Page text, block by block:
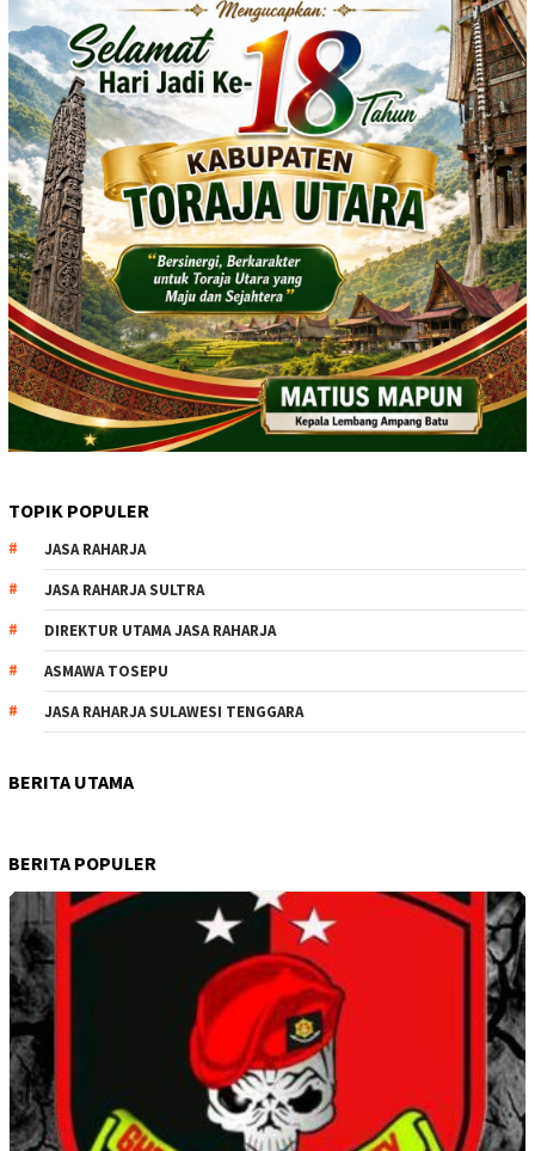
TOPIK POPULER
JASA RAHARJA
JASA RAHARJA SULTRA
DIREKTUR UTAMA JASA RAHARJA
ASMAWA TOSEPU
JASA RAHARJA SULAWESI TENGGARA
BERITA UTAMA
BERITA POPULER